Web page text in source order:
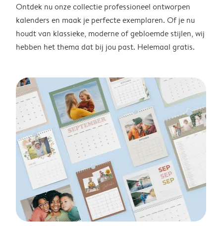
Ontdek nu onze collectie professioneel ontworpen
kalenders en maak je perfecte exemplaren. Of je nu
houdt van klassieke, moderne of gebloemde stijlen, wij
hebben het thema dat bij jou past. Helemaal gratis.